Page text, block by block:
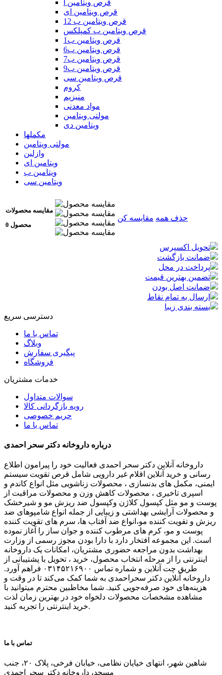
قرص ویتامین آ
قرص ویتامین ای
قرص ویتامین ب 12
قرص ویتامین ب کمپلکس
قرص ویتامین ب1
قرص ویتامین ب6
قرص ویتامین ب7
قرص ویتامین ب9
قرص ویتامین سی
کروم
منیزیم
مواد معدنی
مولتی ویتامین
ویتامین دی
مکملها
مولتی ویتامین
وازلین
ویتامین ای
ویتامین ب
ویتامین سی
مقایسه محصولات
0 محصول
حذف همه مقایسه کن
تحویل اکسپرس
ضمانت بازگشت
پرداخت در محل
تضمین بهترین قیمت
ضمانت اصل بودن
ارسال به تمام نقاط
بسته بندی زیبا
دسترسی سریع
تماس با ما
وبلاگ
پیگیری سفارش
فروشگاه
خدمات مشتریان
سوالات متداول
رویه بازگردانی کالا
حریم خصوصی
تماس با ما
درباره داروخانه دکتر سحر احمدی
داروخانه آنلاین دکتر سحر احمدی فعالیت خود را پیرامون اطلاع
رسانی و خرید آنلاین اقلام غیر دارویی شامل قرص تقویت سیستم
ایمنی، مکمل های بدنسازی ، محصولات زناشویی مثل انواع کاندم و
اسپری تاخیری ، محصولات کاهش وزن و محصولات مراقبت از
پوست و مو مثل کپسول کلاژن وکپسول ضد ریزش مو و شیرخشک
و محصولات آرایشی بهداشتی و زیبایی از جمله انواع شامپوهای ضد
ریزش و تقویت کننده مو،انواع ضد آفتاب ها، سرم های تقویت کننده
پوست و مو، کرم های مرطوب کننده و جوان ساز را آغاز نموده
است. این مجموعه افتخار دارد با دارا بودن مجوز رسمی از وزارت
بهداشت بدون مراجعه حضوری مشتریان، امکانات یک داروخانه
اینترنتی را از مرحله انتخاب محصول، خرید ، تحویل با پشتیبانی از
طریق چت آنلاین و شماره تماس ۰۳۱۴۵۲۱۶۹۰۰ فراهم آورد.
داروخانه آنلاین دکتر سحراحمدی به شما کمک می‌کند تا در وقت و
هزینه‌های خود صرفه‌جویی کنید. شما مخاطبین محترم میتوانید با
مشاهده مشخصات محصولات دلخواه خود در بهترین زمان لذت
خرید اینترنتی را تجربه کنید.
تماس با ما
شاهین شهر، انتهای خیایان نظامی، خیابان فرخی، پلاک ۲۰، جنب
مسجد، داروخانه دکتر سحر احمدی